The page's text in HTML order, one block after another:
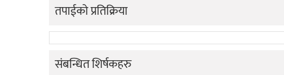
तपाईको प्रतिक्रिया
संबन्धित शिर्षकहरु